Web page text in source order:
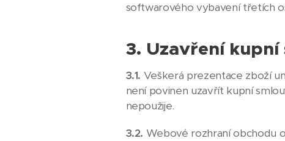
softwarového vybavení třetích
3. Uzavření
3.1. Veškerá prezentace zboží
není povinen uzavřít kupní
nepoužije.
3.2. Webové rozhraní obchodu